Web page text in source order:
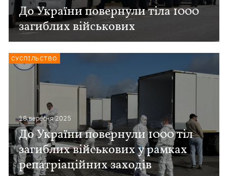
До України повернули тіла 1000
загиблих військових
18 вересня 2025
До України повернули 1000 тіл
загиблих військових у рамках
репатріаційних заходів
СУСПІЛЬСТВО